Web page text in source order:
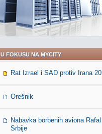
U FOKUSU NA MYCITY
Rat Izrael i SAD protiv Irana
Orešnik
Nabavka borbenih aviona
Srbije